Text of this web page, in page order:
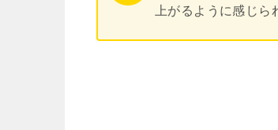
上がるように感じら